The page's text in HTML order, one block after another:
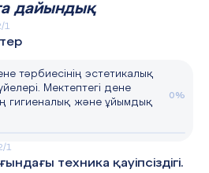
дайындық
1
тәрбиесінің эстетикалық
Мектептегі дене
гигиеналық және ұйымдық
0%
1
техника қауіпсіздігі.